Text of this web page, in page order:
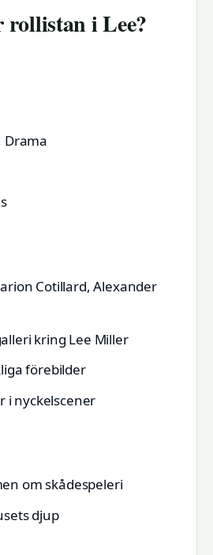
rollistan i Lee?
Drama
Cotillard, Alexander
kring Lee Miller
förebilder
i nyckelscener
om skådespeleri
djup